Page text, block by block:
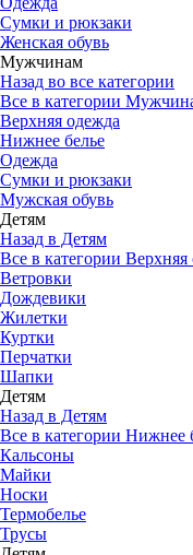
Сумки и рюкзаки
Женская обувь
Мужчинам
Назад во все категории
Все в категории
Верхняя одежда
Нижнее белье
Одежда
Сумки и рюкзаки
Мужская обувь
Детям
Назад в Детям
Все в категории Верхняя
Ветровки
Дождевики
Жилетки
Куртки
Перчатки
Шапки
Детям
Назад в Детям
Все в категории Нижнее
Кальсоны
Майки
Носки
Термобелье
Трусы